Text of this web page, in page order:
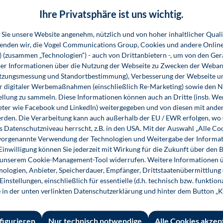
Informationen
widerrufen
und
Shop-Service
Ansprechpartner
Support
InfoClick
Prüfstückbestellung
Nutzungsrechte
Für
Ihre Privatsphäre ist uns wichtig.
unsere Website angenehm, nützlich und von hoher inhaltlicher
wir, die Vogel Communications Group, Cookies und andere
„Technologien“) - auch von Drittanbietern -, um von den
Informationen über die Nutzung der Webseite zu Zwecken der
und Standortbestimmung), Verbesserung der Webseite
digitaler Werbemaßnahmen (einschließlich Re-Marketing) sowie den
zu sammeln. Diese Informationen können auch an Dritte (insb.
wie Facebook und LinkedIn) weitergegeben und von diesen mit
Die Verarbeitung kann auch außerhalb der EU / EWR erfolgen,
Datenschutzniveau herrscht, z.B. in den USA. Mit der Auswahl „Alle
Verwendung der Technologien und Weitergabe der
können Sie jederzeit mit Wirkung für die Zukunft über den
Cookie-Management-Tool widerrufen. Weitere Informationen
Anbieter, Speicherdauer, Empfänger,
einschließlich für essentielle (d.h. technisch bzw.
in der unten verlinkten Datenschutzerklärung und hinter dem Button
Nur technisch notwendige Alle Cookies